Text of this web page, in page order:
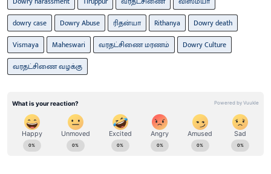
dowry case
Dowry Abuse ரிதன்யா Rithanya
Dowry death
Vismaya
Maheswari வரதட்சிணை மரணம்
Dowry Culture
வரதட்சிணை வழக்கு